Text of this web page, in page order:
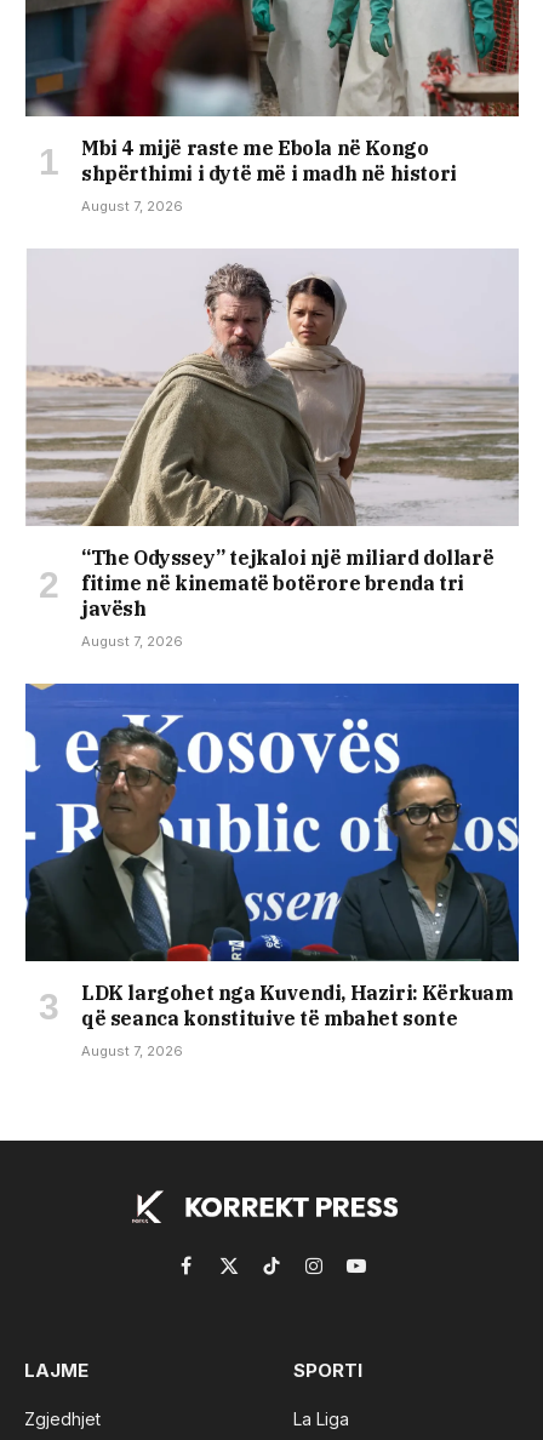
Mbi 4 mijë raste me Ebola në Kongo
shpërthimi i dytë më i madh në histori
August 7, 2026
“The Odyssey” tejkaloi një miliard dollarë
fitime në kinematë botërore brenda tri
javësh
August 7, 2026
LDK largohet nga Kuvendi, Haziri: Kërkuam
që seanca konstituive të mbahet sonte
August 7, 2026
Facebook
X
TikTokInstagramYouTube
LAJME
Zgjedhjet
SPORTI
La Liga